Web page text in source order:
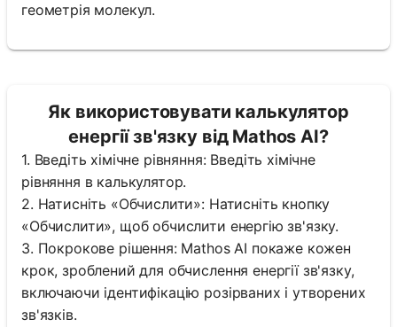
геометрія молекул.
Як використовувати калькулятор
енергії зв'язку від Mathos AI?
1. Введіть хімічне рівняння: Введіть хімічне
рівняння в калькулятор.
2. Натисніть «Обчислити»: Натисніть кнопку
«Обчислити», щоб обчислити енергію зв'язку.
3. Покрокове рішення: Mathos AI покаже кожен
крок, зроблений для обчислення енергії зв'язку,
включаючи ідентифікацію розірваних і утворених
зв'язків.